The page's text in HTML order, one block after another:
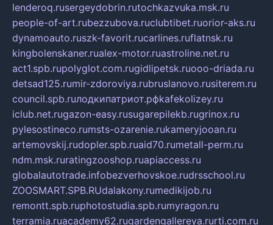
lenderoq.rusergeydobrin.rutochkazvuka.msk.ru
people-of-art.rubezzubova.ruclubtibet.ruorior-aks.ru
dynamoauto.ruszk-favorit.rucarlines.ruflatnsk.ru
kingbolenskaner.rualex-motor.ruastroline.net.ru
act1.spb.rupolyglot.com.rugidlipetsk.ruooo-driada.ru
detsad125.rumir-zdoroviya.rubruslanovo.rusiterem.ru
council.spb.ruлодкипатриот.рфkafekolizey.ru
iclub.net.rugazon-easy.rusugarepilekb.rugrinox.ru
pylesostineco.rumsts-ozarenie.rukameryjooan.ru
artemovskij.rudopler.spb.ruaid70.rumetall-perm.ru
ndm.msk.ruratingzooshop.ruapiaccess.ru
globalautotrade.infobezverhovskoe.rudrsschool.ru
ZOOSMART.SPB.RUdalakony.rumedikijob.ru
remontt.spb.ruphotostudia.spb.rumyragon.ru
terramia.ruacademy62.rugardengallereya.rurti.com.ru